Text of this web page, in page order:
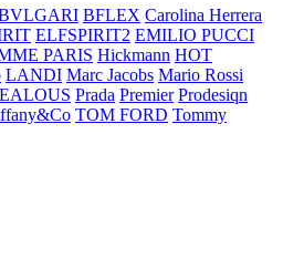
BFLEX Carolina Herrera
ELFSPIRIT2 EMILIO PUCCI
PARIS Hickmann HOT
LANDI Marc Jacobs Mario Rossi
Prada Premier Prodesiqn
TOM FORD Tommy